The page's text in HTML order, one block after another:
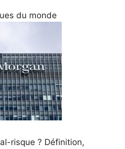
du monde
risque ? Définition,